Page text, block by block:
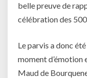
belle preuve de
célébration des
Le parvis a donc
moment d’émotion
Maud de